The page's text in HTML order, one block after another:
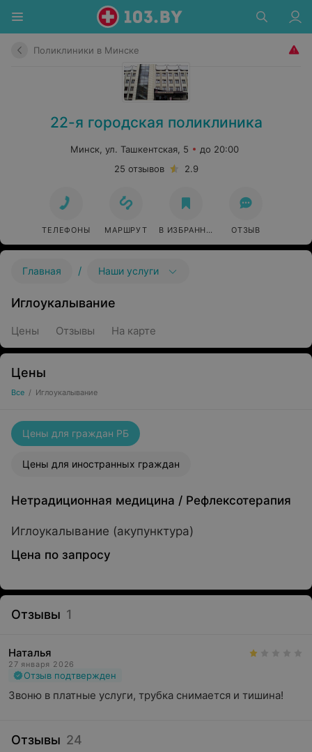
Поликлиники в Минске
22-я городская поликлиника
Минск, ул. Ташкентская, 5
до 20:00
25 отзывов
2.9
ТЕЛЕФОНЫ МАРШРУТ В ИЗБРАННОЕ ОТЗЫВ
Главная / Наши услуги
Иглоукалывание
Цены Отзывы На карте
Цены
Все / Иглоукалывание
Цены для граждан РБ
Цены для иностранных граждан
Нетрадиционная медицина / Рефлексотерапия
Иглоукалывание (акупунктура)
Цена по запросу
Отзывы 1
Наталья
27 января 2026
Отзыв подтвержден
Звоню в платные услуги, трубка снимается и тишина!
Отзывы 24